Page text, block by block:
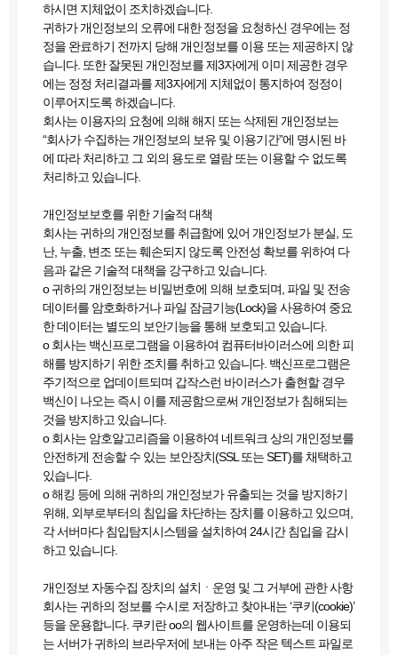
하시면 지체없이 조치하겠습니다.
귀하가 개인정보의 오류에 대한 정정을 요청하신 경우에는 정
정을 완료하기 전까지 당해 개인정보를 이용 또는 제공하지 않
습니다. 또한 잘못된 개인정보를 제3자에게 이미 제공한 경우
에는 정정 처리결과를 제3자에게 지체없이 통지하여 정정이
이루어지도록 하겠습니다.
회사는 이용자의 요청에 의해 해지 또는 삭제된 개인정보는
“회사가 수집하는 개인정보의 보유 및 이용기간”에 명시된 바
에 따라 처리하고 그 외의 용도로 열람 또는 이용할 수 없도록
처리하고 있습니다.
개인정보보호를 위한 기술적 대책
회사는 귀하의 개인정보를 취급함에 있어 개인정보가 분실, 도
난, 누출, 변조 또는 훼손되지 않도록 안전성 확보를 위하여 다
음과 같은 기술적 대책을 강구하고 있습니다.
ο 귀하의 개인정보는 비밀번호에 의해 보호되며, 파일 및 전송
데이터를 암호화하거나 파일 잠금기능(Lock)을 사용하여 중요
한 데이터는 별도의 보안기능을 통해 보호되고 있습니다.
ο 회사는 백신프로그램을 이용하여 컴퓨터바이러스에 의한 피
해를 방지하기 위한 조치를 취하고 있습니다. 백신프로그램은
주기적으로 업데이트되며 갑작스런 바이러스가 출현할 경우
백신이 나오는 즉시 이를 제공함으로써 개인정보가 침해되는
것을 방지하고 있습니다.
ο 회사는 암호알고리즘을 이용하여 네트워크 상의 개인정보를
안전하게 전송할 수 있는 보안장치(SSL 또는 SET)를 채택하고
있습니다.
ο 해킹 등에 의해 귀하의 개인정보가 유출되는 것을 방지하기
위해, 외부로부터의 침입을 차단하는 장치를 이용하고 있으며,
각 서버마다 침입탐지시스템을 설치하여 24시간 침입을 감시
하고 있습니다.
개인정보 자동수집 장치의 설치ㆍ운영 및 그 거부에 관한 사항
회사는 귀하의 정보를 수시로 저장하고 찾아내는 ‘쿠키(cookie)’
등을 운용합니다. 쿠키란 oo의 웹사이트를 운영하는데 이용되
는 서버가 귀하의 브라우저에 보내는 아주 작은 텍스트 파일로